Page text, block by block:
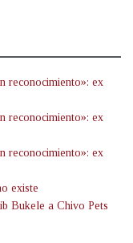
reconocimiento»: ex
reconocimiento»: ex
reconocimiento»: ex
existe
Bukele a Chivo Pets